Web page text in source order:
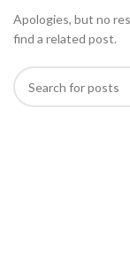
Apologies, but no
find a related post.